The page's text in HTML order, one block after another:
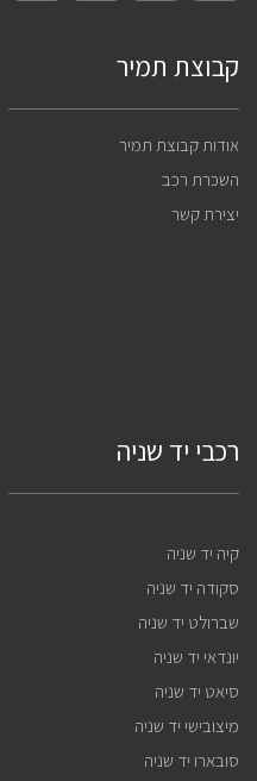
קבוצת תמיר
אודות קבוצת תמיר
השכרת רכב
יצירת קשר
רכבי יד שניה
קיה יד שניה
סקודה יד שניה
שברולט יד שניה
יונדאי יד שניה
סיאט יד שניה
מיצובישי יד שניה
סובארו יד שניה